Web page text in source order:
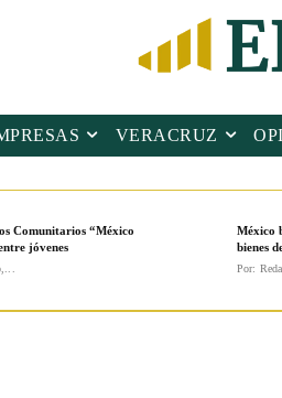
VERACRUZ
Comunitarios “México
jóvenes
México
bienes
Por: